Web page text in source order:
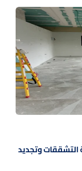
التشققات وتجديد